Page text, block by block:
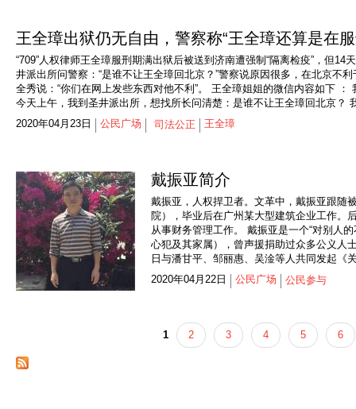
王全璋出狱仍无自由，警察称“王全璋还算是在服
“709”人权律师王全璋服刑期满出狱后被送到济南遭强制“隔离检疫”，但
井派出所问警察：“是谁不让王全璋回北京？”警察说原因很多，在北京不
全秀说：“你们在网上发些东西对他不利”。 王全璋姐姐的微信内容如下
今天上午，我到圣井派出所，想找所长问清楚：是谁不让王全璋回北京
2020年04月23日
公民广场 司法公正 王全璋
戴振亚简介
戴振亚，人权捍卫者。文革中，戴振亚跟随
院），毕业后在广州某大型建筑企业工作。
从事财务管理工作。 戴振亚是一个“对别人
心犯及其家属），曾声援捐助过众多公义人
日与潘甘平、邹丽惠、吴淦等人共同发起《
2020年04月22日
公民广场 公民参与
1 2 3 4 5 6